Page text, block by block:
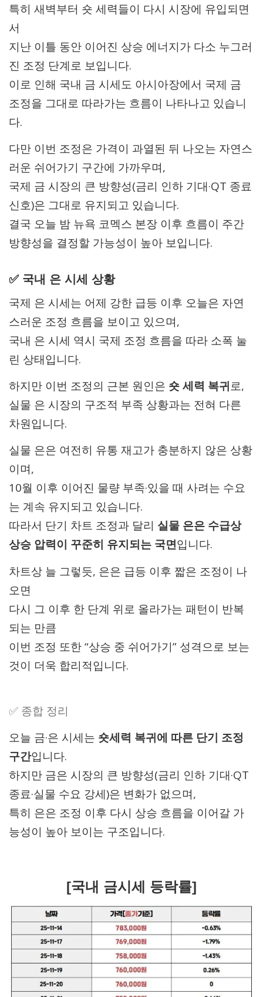
특히 새벽부터 숏 세력들이 다시 시장에 유입되면
서
지난 이틀 동안 이어진 상승 에너지가 다소 누그러
진 조정 단계로 보입니다.
이로 인해 국내 금 시세도 아시아장에서 국제 금
조정을 그대로 따라가는 흐름이 나타나고 있습니
다.
다만 이번 조정은 가격이 과열된 뒤 나오는 자연스
러운 쉬어가기 구간에 가까우며,
국제 금 시장의 큰 방향성(금리 인하 기대·QT 종료
신호)은 그대로 유지되고 있습니다.
결국 오늘 밤 뉴욕 코멕스 본장 이후 흐름이 주간
방향성을 결정할 가능성이 높아 보입니다.
✅ 국내 은 시세 상황
국제 은 시세는 어제 강한 급등 이후 오늘은 자연
스러운 조정 흐름을 보이고 있으며,
국내 은 시세 역시 국제 조정 흐름을 따라 소폭 눌
린 상태입니다.
하지만 이번 조정의 근본 원인은 숏 세력 복귀로,
실물 은 시장의 구조적 부족 상황과는 전혀 다른
차원입니다.
실물 은은 여전히 유통 재고가 충분하지 않은 상황
이며,
10월 이후 이어진 물량 부족·있을 때 사려는 수요
는 계속 유지되고 있습니다.
따라서 단기 차트 조정과 달리 실물 은은 수급상
상승 압력이 꾸준히 유지되는 국면입니다.
차트상 늘 그렇듯, 은은 급등 이후 짧은 조정이 나
오면
다시 그 이후 한 단계 위로 올라가는 패턴이 반복
되는 만큼
이번 조정 또한 “상승 중 쉬어가기” 성격으로 보는
것이 더욱 합리적입니다.
✅ 종합 정리
오늘 금·은 시세는 숏세력 복귀에 따른 단기 조정
구간입니다.
하지만 금은 시장의 큰 방향성(금리 인하 기대·QT
종료·실물 수요 강세)은 변화가 없으며,
특히 은은 조정 이후 다시 상승 흐름을 이어갈 가
능성이 높아 보이는 구조입니다.
[국내 금시세 등락률]